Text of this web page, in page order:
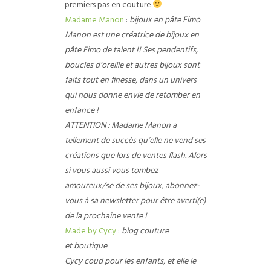
premiers pas en couture
Madame Manon : bijoux en pâte Fimo
Manon est une créatrice de bijoux en
pâte Fimo de talent !! Ses pendentifs,
boucles d’oreille et autres bijoux sont
faits tout en finesse, dans un univers
qui nous donne envie de retomber en
enfance !
ATTENTION : Madame Manon a
tellement de succès qu’elle ne vend ses
créations que lors de ventes flash. Alors
si vous aussi vous tombez
amoureux/se de ses bijoux, abonnez-
vous à sa newsletter pour être averti(e)
de la prochaine vente !
Made by Cycy: blog couture
etboutique
Cycy coud pour les enfants, et elle le